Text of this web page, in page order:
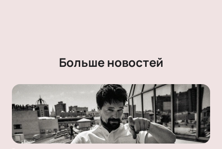
Больше новостей